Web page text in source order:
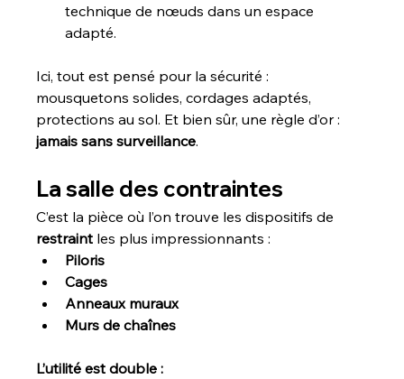
technique de nœuds dans un espace
adapté.
Ici, tout est pensé pour la sécurité :
mousquetons solides, cordages adaptés,
protections au sol. Et bien sûr, une règle d’or :
jamais sans surveillance.
La salle des contraintes
C’est la pièce où l’on trouve les dispositifs de
restraint les plus impressionnants :
Piloris
Cages
Anneaux muraux
Murs de chaînes
L’utilité est double :